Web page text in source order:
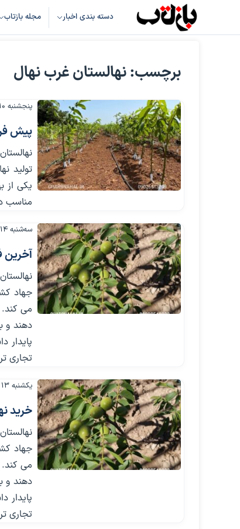
دسته بندی اخبار مجله بازتاب
برچسب: نهالستان غرب نهال
پنجشنبه ۱۰ آبان ۱۴۰۳
پیش
تولید
یکی از
مناسب
سه‌شنبه ۱۴ فروردین ۱۴۰۳
آخرین فرصت
می کند.
دهند و
پایدار
تجاری ترین نوع
یکشنبه ۱۳ اسفند ۱۴۰۲
خرید نهال
می کند.
دهند و
پایدار
تجاری ترین نوع